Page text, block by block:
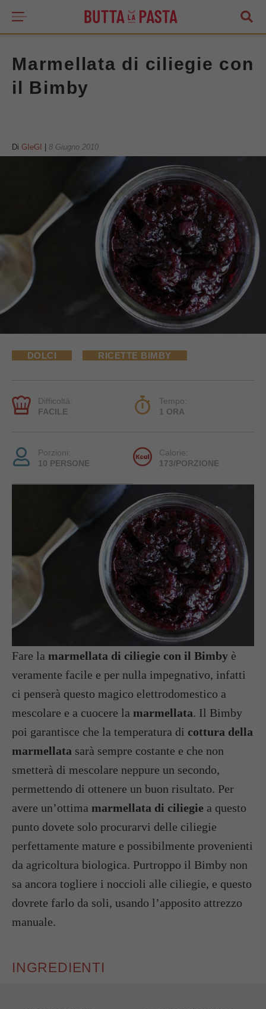
Marmellata di ciliegie con
il Bimby
Di GIeGI 8 Giugno 2010
DOLCI RICETTE BIMBY
Difficoltà:
FACILE
Tempo:
1 ORA
Porzioni:
10 PERSONE
Calorie:
173/PORZIONE
Fare la marmellata di ciliegie con il Bimby è
veramente facile e per nulla impegnativo, infatti
ci penserà questo magico elettrodomestico a
mescolare e a cuocere la marmellata. Il Bimby
poi garantisce che la temperatura di cottura della
marmellata sarà sempre costante e che non
smetterà di mescolare neppure un secondo,
permettendo di ottenere un buon risultato. Per
avere un’ottima marmellata di ciliegie a questo
punto dovete solo procurarvi delle ciliegie
perfettamente mature e possibilmente provenienti
da agricoltura biologica. Purtroppo il Bimby non
sa ancora togliere i noccioli alle ciliegie, e questo
dovrete farlo da soli, usando l’apposito attrezzo
manuale.
INGREDIENTI